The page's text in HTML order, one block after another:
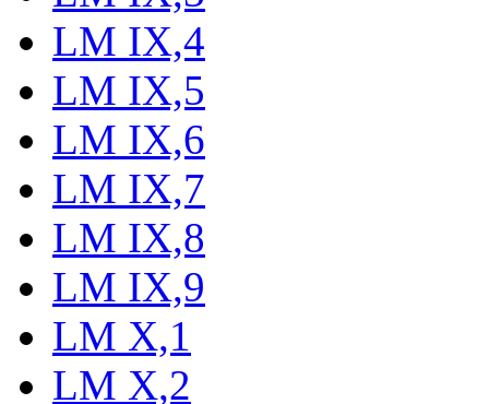
LM IX,4
LM IX,5
LM IX,6
LM IX,7
LM IX,8
LM IX,9
LM X,1
LM X,2